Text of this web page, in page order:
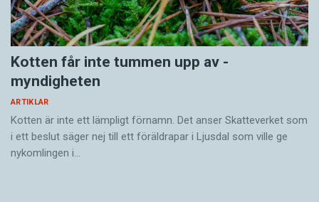
Kotten får inte tummen upp av ­
myndigheten
ARTIKLAR
Kotten är inte ett lämpligt förnamn. Det anser Skatte­verket som
i ett beslut säger nej till ett föräldra­par i Ljusdal som ville ge
nykomlingen i…